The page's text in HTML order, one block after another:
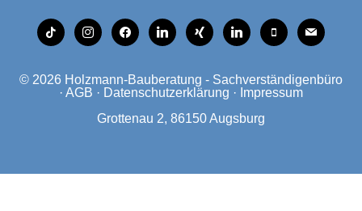
tiktok instagramfacebooklinkedinxing linkedinmobilemail
© 2026 Holzmann-Bauberatung - Sachverständigenbüro
· AGB · Datenschutzerklärung · Impressum
Grottenau 2, 86150 Augsburg